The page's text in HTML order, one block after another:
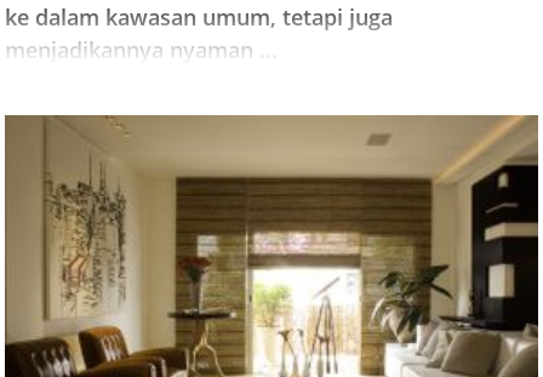
ke dalam kawasan umum, tetapi juga
menjadikannya nyaman ...